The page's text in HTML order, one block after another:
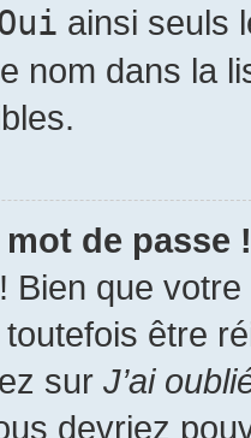
ainsi seuls
nom dans la
de passe !
Bien que
être
sur J’ai
devriez